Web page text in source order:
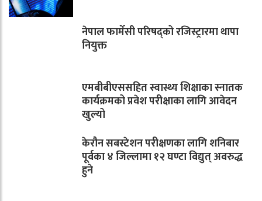
नेपाल फार्मेसी परिषद्को रजिस्ट्रारमा थापा
नियुक्त
एमबीबीएससहित स्वास्थ्य शिक्षाका स्नातक
कार्यक्रमको प्रवेश परीक्षाका लागि आवेदन
खुल्यो
केरौन सबस्टेशन परीक्षणका लागि शनिबार
पूर्वका ४ जिल्लामा १२ घण्टा विद्युत् अवरुद्ध
हुने